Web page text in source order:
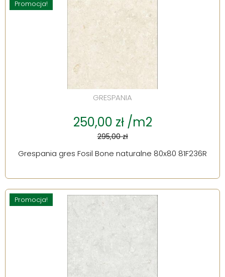
Promocja!
GRESPANIA
250,00 zł /m2
295,00 zł
Grespania gres Fosil Bone naturalne 80x80 81F236R
Promocja!